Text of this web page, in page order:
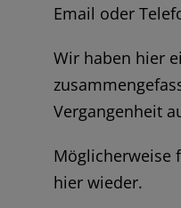
Email oder
Wir haben hier
Vergangenheit
Möglicherweise
hier wieder.